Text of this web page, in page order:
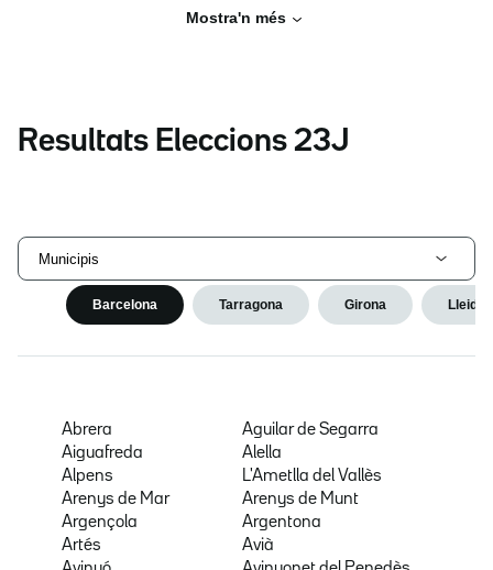
Mostra'n més
Resultats Eleccions 23J
Municipis
Barcelona Tarragona Girona Lleida
Abrera
Aguilar de Segarra
Aiguafreda
Alella
Alpens
L'Ametlla del Vallès
Arenys de Mar
Arenys de Munt
Argençola
Argentona
Artés
Avià